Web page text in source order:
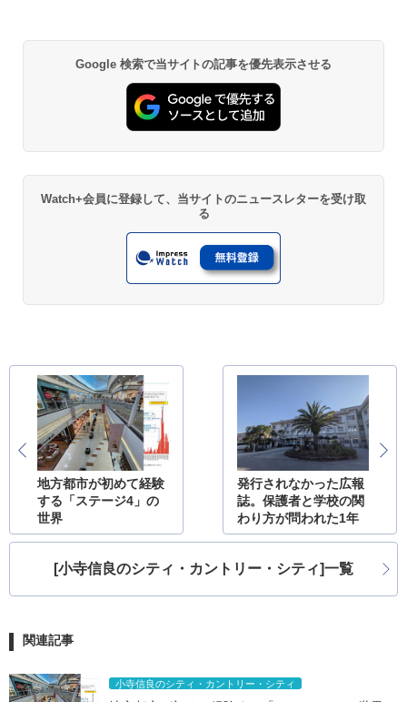
Google 検索で当サイトの記事を優先表示させる
Watch+会員に登録して、当サイトのニュースレターを受け取
る
地方都市が初めて経験
する「ステージ4」の
世界
発行されなかった広報
誌。保護者と学校の関
わり方が問われた1年
[小寺信良のシティ・カントリー・シティ]一覧
関連記事
小寺信良のシティ・カントリー・シティ